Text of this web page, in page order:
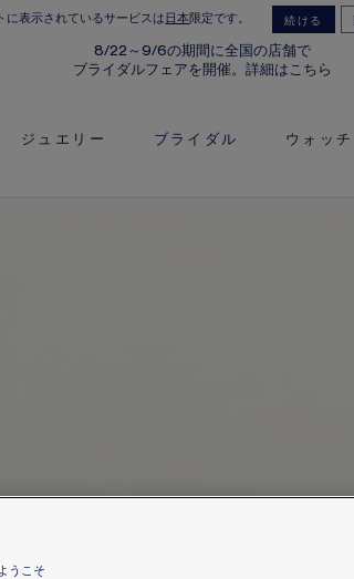
に表示されているサービスは 日本限定です。 続ける
8/22～9/6の期間に全国の店舗で
ブライダルフェアを開催。詳細はこちら
ジュエリー ブライダル ウォッチ
こそ